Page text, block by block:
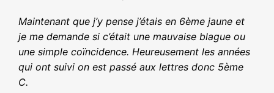
Maintenant que j’y pense j’étais en 6ème jaune et
je me demande si c’était une mauvaise blague ou
une simple coïncidence. Heureusement les années
qui ont suivi on est passé aux lettres donc 5ème
C.